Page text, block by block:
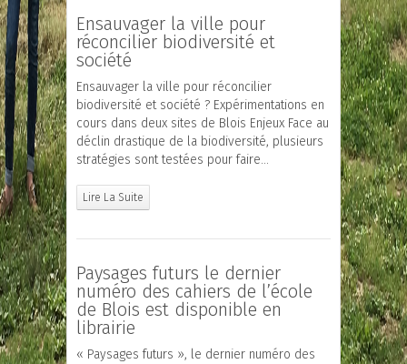
Ensauvager la ville pour
réconcilier biodiversité et
société
Ensauvager la ville pour réconcilier
biodiversité et société ? Expérimentations en
cours dans deux sites de Blois Enjeux Face au
déclin drastique de la biodiversité, plusieurs
stratégies sont testées pour faire…
Lire La Suite
Paysages futurs le dernier
numéro des cahiers de l’école
de Blois est disponible en
librairie
« Paysages futurs », le dernier numéro des